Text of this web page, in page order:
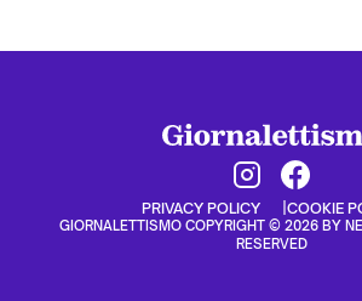
PRIVACY POLICY COOKIE
GIORNALETTISMO COPYRIGHT © 2026 BY
RESERVED